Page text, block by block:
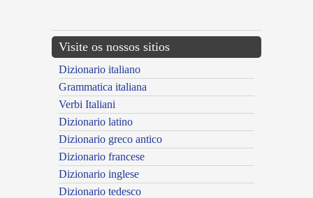
Visite os nossos sitios
Dizionario italiano
Grammatica italiana
Verbi Italiani
Dizionario latino
Dizionario greco antico
Dizionario francese
Dizionario inglese
Dizionario tedesco